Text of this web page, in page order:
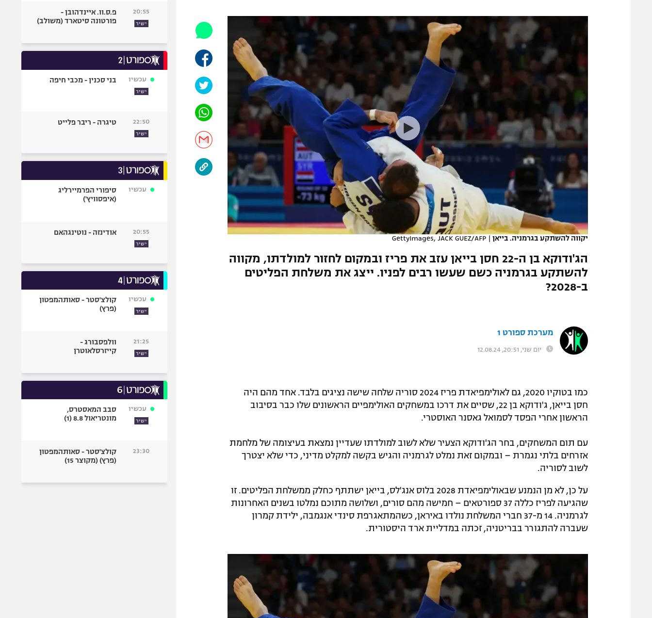
תקנון משתתפים וזוכים בפרסים
תקנון עבור פעילות אלקטרה
תקנון עבור פעילות ספורט 1 – "מרלן"
גיימינג E-Sports
מדיניות פרטיות
תקנון פעילות ספורט 1
רשיון להקרנה פומבית לבית עסק
הצטרפות לחבילת הערוצים
לוח דרושים – ג'ובנט
המגזין
הפועל תל אביב
הפועל חיפה
הפועל באר שבע
מכבי נתניה
בני יהודה
ליגה סינית
ליגה ברזילאית
אופניים
כדורמים
פוטבול אמריקאי NFL
יקווה להשתקע בגרמניה. בייאן |
GettyImages, JACK GUEZ/AFP
הג'ודוקא בן ה-22 חסן בייאן עזב את פריז ובמקום לחזור למולדתו, מקווה
להשתקע בגרמניה כשם שעשו רבים לפניו. ייצג את משלחת הפליטים
ב-2028?
מערכת ספורט 1
יום שני, 20:51, 12.08.24
כמו בטוקיו 2020, גם לאולימפיאדת פריז 2024 סוריה שלחה שישה נציגים בלבד. אחד מהם היה
חסן בייאן, ג'ודוקא בן 22, שסיים את דרכו במשחקים האולימפיים הראשונים שלו כבר בסיבוב
הראשון אחרי הפסד לסמואל גאסנר האוסטרי.
עם תום המשחקים, בחר הג'ודוקא הצעיר שלא לשוב למולדתו שעדיין נמצאת בעיצומה של מלחמת
אזרחים בלתי נגמרת – ובמקום זאת נמלט לגרמניה והגיש בקשה למקלט מדיני, כדי שלא יצטרך
לשוב לסוריה.
על כן, לא מן הנמנע שבאולימפיאדת 2028 בלוס אנג'לס, בייאן ישתתף כחלק ממשלחת הפליטים. זו
שהגיעה לפריז כללה 37 ספורטאים – חמישה מהם סורים, ושלושה מתוכם נמלטו בשנים האחרונות
לגרמניה. 14 מ-37 חברי המשלחת נולדו באיראן, כשהמתאגרפת סינדי אנגמבה, ילידת קמרון
שעברה להתגורר בבריטניה, זכתה במדליית ארד היסטורית.
20:55
ישיר
פ.ס.וו. איינדהובן -
פורטונה סיטארד (משולב)
עכשיו
ישיר
בני סכנין - מכבי חיפה
22:50
ישיר
טיגרה - ריבר פלייט
עכשיו
סיפורי הפרמיירליג
(איפסוויץ')
20:55
ישיר
אודינזה - נוטינגהאם
עכשיו
ישיר
קולצ'סטר - סאותהמפטון
(פרץ)
21:25
ישיר
וולפסבורג -
קייזרסלאוטרן
עכשיו
ישיר
סבב המאסטרס,
מונטריאול 8.8 (1)
23:30
קולצ'סטר - סאותהמפטון
(פרץ) (מקוצר 15)